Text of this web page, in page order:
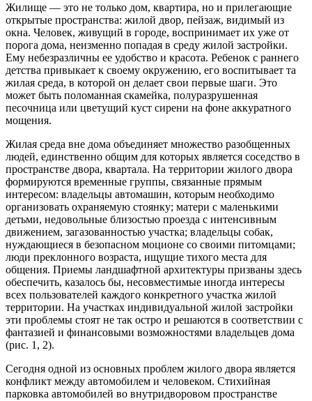
Жилище — это не только дом, квартира, но и прилегающие
открытые пространства: жилой двор, пейзаж, видимый из
окна. Человек, живущий в городе, воспринимает их уже от
порога дома, неизменно попадая в среду жилой застройки.
Ему небезразличны ее удобство и красота. Ребенок с раннего
детства привыкает к своему окружению, его воспитывает та
жилая среда, в которой он делает свои первые шаги. Это
может быть поломанная скамейка, полуразрушенная
песочница или цветущий куст сирени на фоне аккуратного
мощения.
Жилая среда вне дома объединяет множество разобщенных
людей, единственно общим для которых является соседство в
пространстве двора, квартала. На территории жилого двора
формируются временные группы, связанные прямым
интересом: владельцы автомашин, которым необходимо
организовать охраняемую стоянку; матери с маленькими
детьми, недовольные близостью проезда с интенсивным
движением, загазованностью участка; владельцы собак,
нуждающиеся в безопасном моционе со своими питомцами;
люди преклонного возраста, ищущие тихого места для
общения. Приемы ландшафтной архитектуры призваны здесь
обеспечить, казалось бы, несовместимые иногда интересы
всех пользователей каждого конкретного участка жилой
территории. На участках индивидуальной жилой застройки
эти проблемы стоят не так остро и решаются в соответствии с
фантазией и финансовыми возможностями владельцев дома
(рис. 1, 2).
Сегодня одной из основных проблем жилого двора является
конфликт между автомобилем и человеком. Стихийная
парковка автомобилей во внутридворовом пространстве